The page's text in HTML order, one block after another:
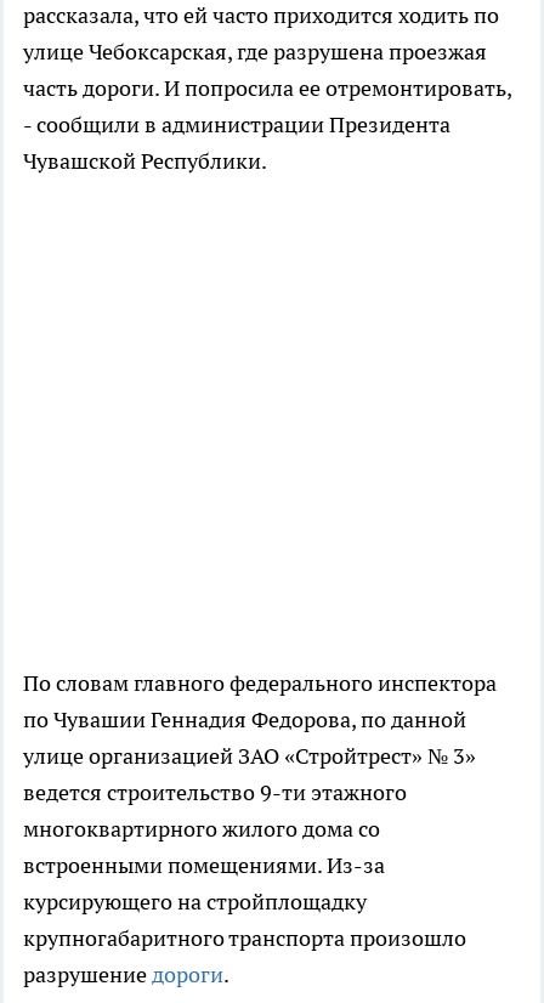
рассказала, что ей часто приходится ходить по
улице Чебоксарская, где разрушена проезжая
часть дороги. И попросила ее отремонтировать,
- сообщили в администрации Президента
Чувашской Республики.
По словам главного федерального инспектора
по Чувашии Геннадия Федорова, по данной
улице организацией ЗАО «Стройтрест» № 3»
ведется строительство 9-ти этажного
многоквартирного жилого дома со
встроенными помещениями. Из-за
курсирующего на стройплощадку
крупногабаритного транспорта произошло
разрушениедороги.